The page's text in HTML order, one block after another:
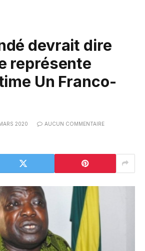
devrait dire
représente
Un Franco-
2020 AUCUN COMMENTAIRE